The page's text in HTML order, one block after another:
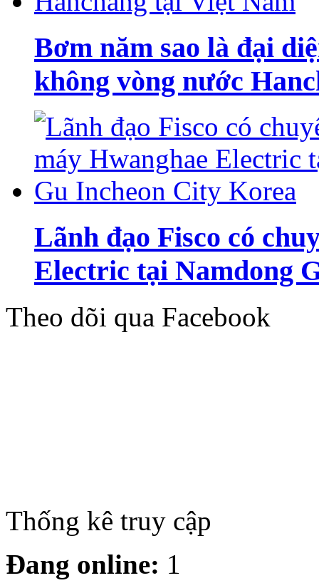
Bơm năm sao là đại
không vòng nước
Lãnh đạo Fisco có
Electric tại Namdong
Theo dõi qua Facebook
Thống kê truy cập
Đang online: 1